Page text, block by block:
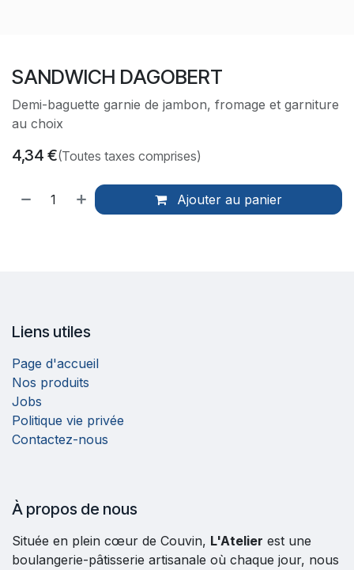
SANDWICH DAGOBERT
Demi-baguette garnie de jambon, fromage et garniture
au choix
4,34 €(Toutes taxes comprises)
Ajouter au panier
Liens utiles
Page d'accueil
Nos produits
Jobs
Politique vie privée
Contactez-nous
À propos de nous
Située en plein cœur de Couvin, L'Atelier est une
boulangerie-pâtisserie artisanale où chaque jour, nous